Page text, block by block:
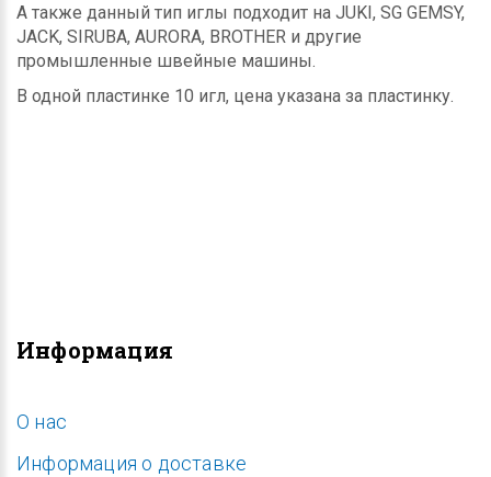
А также данный тип иглы подходит на JUKI, SG GEMSY,
JACK, SIRUBA, AURORA, BROTHER и другие
промышленные швейные машины.
В одной пластинке 10 игл, цена указана за пластинку.
Информация
O нас
Информация о доставке